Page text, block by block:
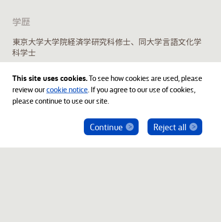
学歴
東京大学大学院経済学研究科修士、同大学言語文化学
科学士
ベインキャピタル社員を騙った投資勧誘にご注意
This site uses cookies.To see how cookies are used, please
review ourcookie notice. If you agree to our use of cookies,
please continue to use our site.
Reject all
Continue